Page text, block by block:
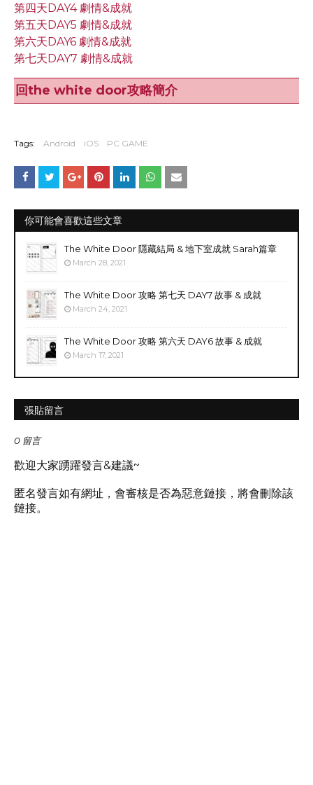
第四天DAY4 劇情&成就
第五天DAY5 劇情&成就
第六天DAY6 劇情&成就
第七天DAY7 劇情&成就
回the white door攻略簡介
Tags: Android iOS PC GAME
你可能會喜歡這些文章
The White Door 隱藏結局 & 地下室成就 Sarah篇章
March 28, 2021
The White Door 攻略 第七天 DAY7 故事 & 成就
March 24, 2021
The White Door 攻略 第六天 DAY6 故事 & 成就
March 17, 2021
張貼留言
0 留言
歡迎大家踴躍發言&建議~
匿名發言如有網址，會審核是否為惡意鏈接，將會刪除該
鏈接。